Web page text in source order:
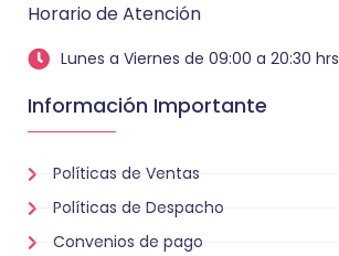
Horario de Atención
Lunes a Viernes de 09:00 a 20:30 hrs
Información Importante
Políticas de Ventas
Políticas de Despacho
Convenios de pago